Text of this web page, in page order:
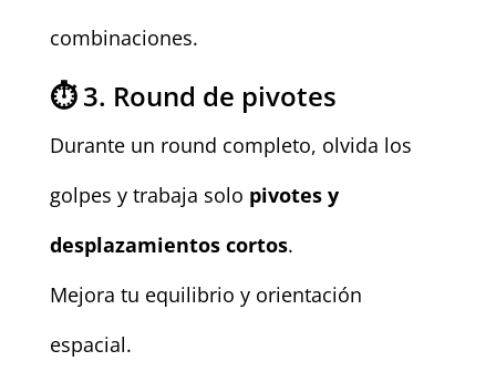
combinaciones.
⏱️ 3. Round de pivotes
Durante un round completo, olvida los
golpes y trabaja solo pivotes y
desplazamientos cortos.
Mejora tu equilibrio y orientación
espacial.